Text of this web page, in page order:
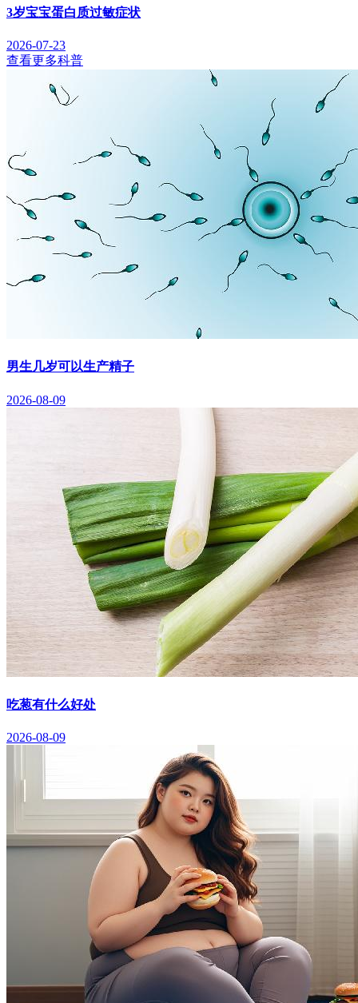
3岁宝宝蛋白质过敏症状
2026-07-23
查看更多科普
男生几岁可以生产精子
2026-08-09
吃葱有什么好处
2026-08-09